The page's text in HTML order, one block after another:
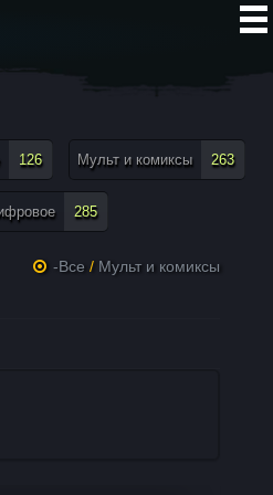
126 Мульт и комиксы 263
285
-Все / Мульт и комиксы